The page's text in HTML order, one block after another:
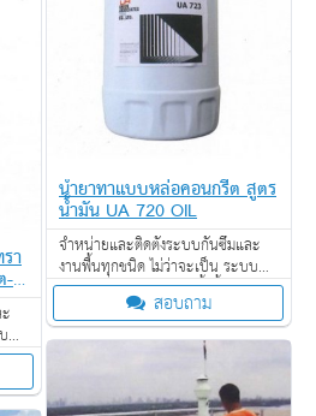
น้ำยาทาแบบหล่อคอนกรีต สูตร
น้ำมัน UA 720 OIL
จำหน่ายและติดตั้งระบบกันซึมและ
งานพื้นทุกชนิด ไม่ว่าจะเป็น ระบบ
งานกันซึม ระบบงานติดตั้งพื้น งาน
ป้องกันไฟลาม งานเคลือบปกป้องพื้น
ผิว งานเคลือบสารสะท้อนความร้อน
สอบถาม
า
-ปู
น